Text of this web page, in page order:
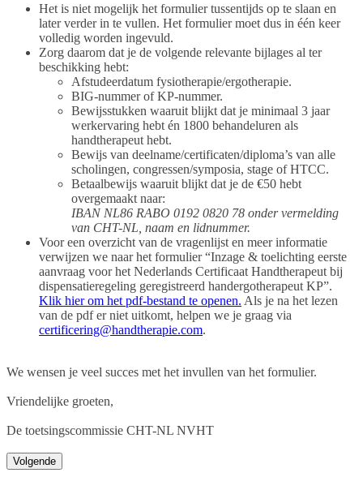
Het is niet mogelijk het formulier tussentijds op te slaan en
later verder in te vullen. Het formulier moet dus in één keer
volledig worden ingevuld.
Zorg daarom dat je de volgende relevante bijlages al ter
beschikking hebt:
Afstudeerdatum fysiotherapie/ergotherapie.
BIG-nummer of KP-nummer.
Bewijsstukken waaruit blijkt dat je minimaal 3 jaar
werkervaring hebt én 1800 behandeluren als
handtherapeut hebt.
Bewijs van deelname/certificaten/diploma’s van alle
scholingen, congressen/symposia, stage of HTCC.
Betaalbewijs waaruit blijkt dat je de €50 hebt
overgemaakt naar:
IBAN NL86 RABO 0192 0820 78 onder vermelding
van CHT-NL, naam en lidnummer.
Voor een overzicht van de vragenlijst en meer informatie
verwijzen we naar het formulier “Inzage & toelichting eerste
aanvraag voor het Nederlands Certificaat Handtherapeut bij
dispensatieregeling geregistreerd handergotherapeut KP”.
Klik hier om het pdf-bestand te openen. Als je na het lezen
van de pdf er niet uitkomt, helpen we je graag via
certificering@handtherapie.com.
We wensen je veel succes met het invullen van het formulier.
Vriendelijke groeten,
De toetsingscommissie CHT-NL NVHT
Volgende